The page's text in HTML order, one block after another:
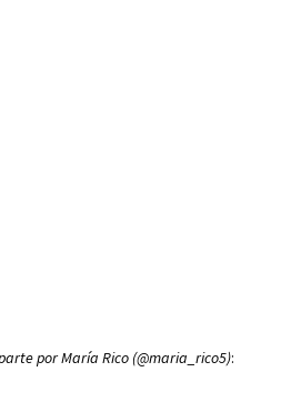
por María Rico (@maria_rico5):